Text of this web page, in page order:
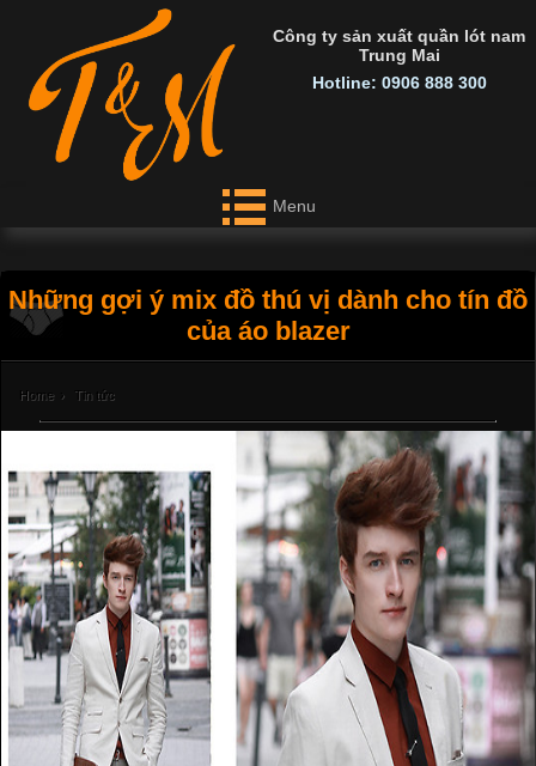
Công ty sản xuất quần lót nam
Trung Mai
Hotline: 0906 888 300
Menu
Những gợi ý mix đồ thú vị dành cho tín đồ
của áo blazer
Home › Tin tức